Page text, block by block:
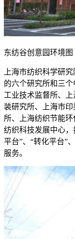
东纺谷创意园环境图
上海市纺织科学研
的六个研究所和三
工业技术监督所、
装研究所、上海市
所、上海纺织节能
纺织科技发展中心，
平台”、“转化平台”
服务。